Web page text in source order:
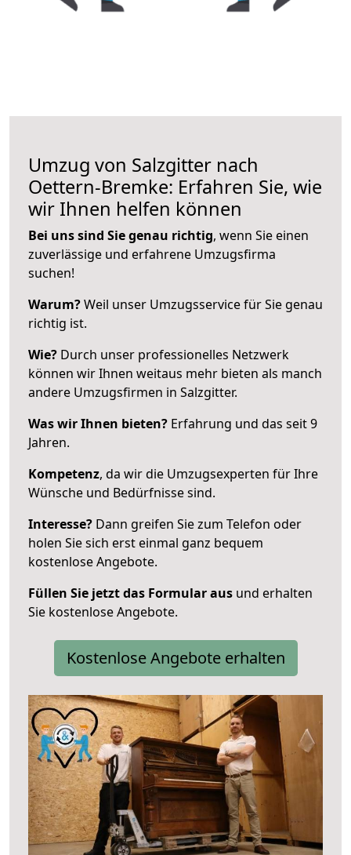
Umzug von Salzgitter nach
Oettern-Bremke: Erfahren Sie, wie
wir Ihnen helfen können
Bei uns sind Sie genau richtig, wenn Sie einen
zuverlässige und erfahrene Umzugsfirma
suchen!
Warum?Weil unser Umzugsservice für Sie genau
richtig ist.
Wie? Durch unser professionelles Netzwerk
können wir Ihnen weitaus mehr bieten als manch
andere Umzugsfirmen in Salzgitter.
Was wir Ihnen bieten? Erfahrung und das seit 9
Jahren.
Kompetenz, da wir die Umzugsexperten für Ihre
Wünsche und Bedürfnisse sind.
Interesse? Dann greifen Sie zum Telefon oder
holen Sie sich erst einmal ganz bequem
kostenlose Angebote.
Füllen Sie jetzt das Formular aus und erhalten
Sie kostenlose Angebote.
Kostenlose Angebote erhalten